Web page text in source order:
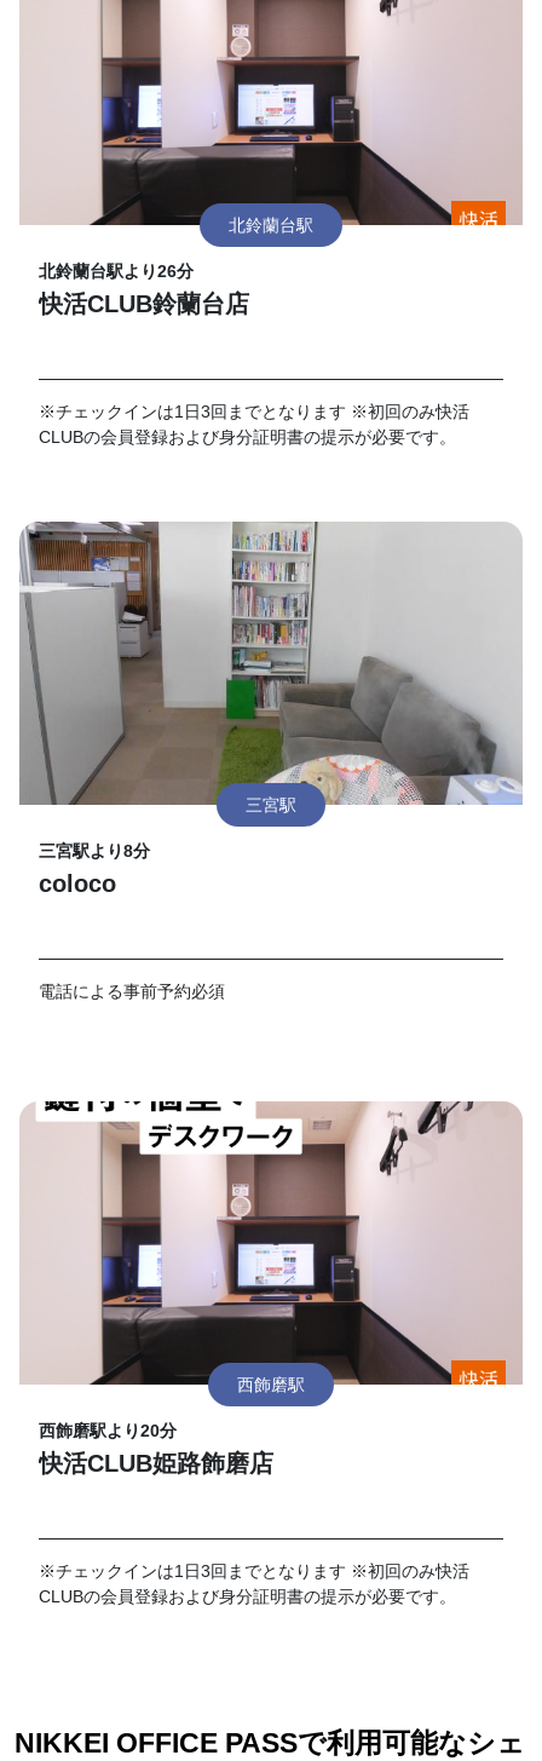
北鈴蘭台駅
北鈴蘭台駅より26分
快活CLUB鈴蘭台店
※チェックインは1日3回までとなります ※初回のみ快活
CLUBの会員登録および身分証明書の提示が必要です。
三宮駅
三宮駅より8分
coloco
電話による事前予約必須
西飾磨駅
西飾磨駅より20分
快活CLUB姫路飾磨店
※チェックインは1日3回までとなります ※初回のみ快活
CLUBの会員登録および身分証明書の提示が必要です。
NIKKEI OFFICE PASSで利用可能なシェ